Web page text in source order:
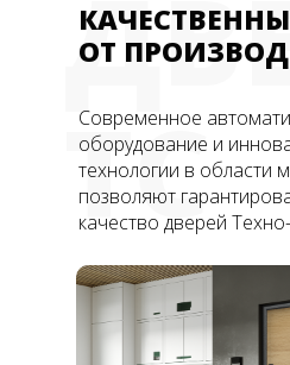
ТС
ОТ
Современное
оборудование и
технологии в области
позволяют
качество дверей